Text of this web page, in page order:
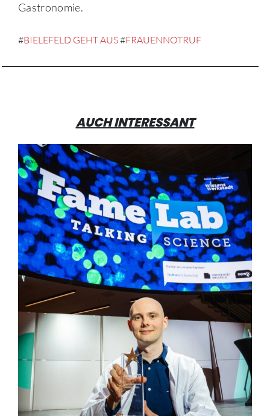
Gastronomie.
#BIELEFELD GEHT AUS#FRAUENNOTRUF
AUCH INTERESSANT